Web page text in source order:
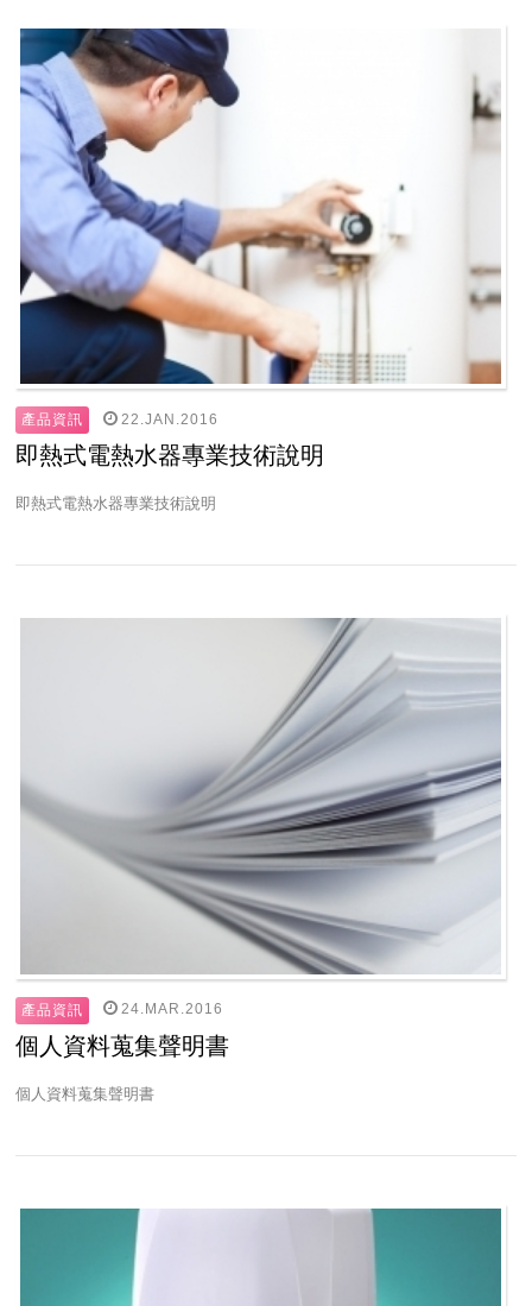
產品資訊 22.JAN.2016
即熱式電熱水器專業技術說明
即熱式電熱水器專業技術說明
產品資訊 24.MAR.2016
個人資料蒐集聲明書
個人資料蒐集聲明書